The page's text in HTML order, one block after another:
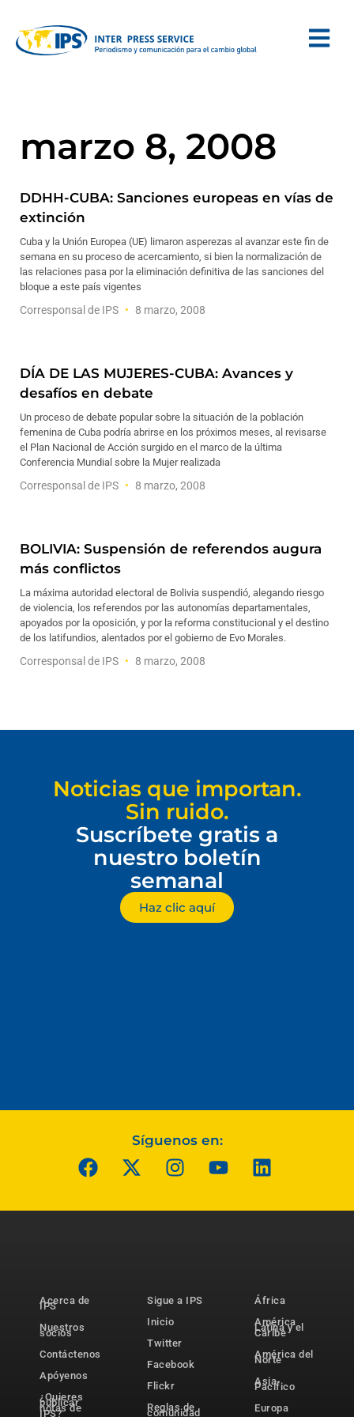
marzo 8, 2008
DDHH-CUBA: Sanciones europeas en vías de
extinción
Cuba y la Unión Europea (UE) limaron asperezas al avanzar este fin de
semana en su proceso de acercamiento, si bien la normalización de
las relaciones pasa por la eliminación definitiva de las sanciones del
bloque a este país vigentes
Corresponsal de IPS 8 marzo, 2008
DÍA DE LAS MUJERES-CUBA: Avances y
desafíos en debate
Un proceso de debate popular sobre la situación de la población
femenina de Cuba podría abrirse en los próximos meses, al revisarse
el Plan Nacional de Acción surgido en el marco de la última
Conferencia Mundial sobre la Mujer realizada
Corresponsal de IPS 8 marzo, 2008
BOLIVIA: Suspensión de referendos augura
más conflictos
La máxima autoridad electoral de Bolivia suspendió, alegando riesgo
de violencia, los referendos por las autonomías departamentales,
apoyados por la oposición, y por la reforma constitucional y el destino
de los latifundios, alentados por el gobierno de Evo Morales.
Corresponsal de IPS 8 marzo, 2008
Noticias que importan.
Sin ruido.
Suscríbete gratis a
nuestro boletín
semanal
Haz clic aquí
Síguenos en:
Acerca de
IPS
Nuestros
socios
Contáctenos
Apóyenos
¿Quieres
publicar
notas de
IPS?
Sigue a IPS
Inicio
Twitter
Facebook
Flickr
Reglas de
comunidad
África
América
Latina y el
Caribe
América del
Norte
Asia-
Pacífico
Europa